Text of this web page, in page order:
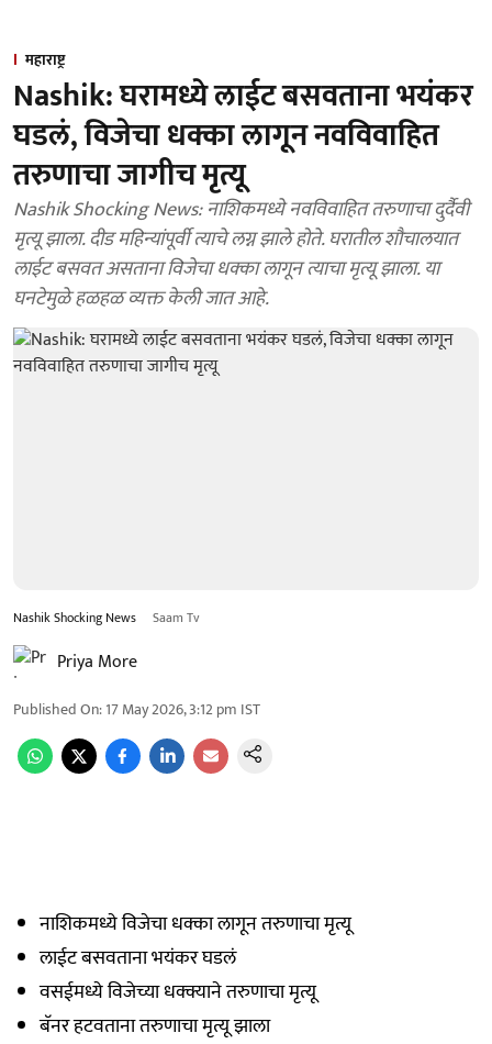
महाराष्ट्र
Nashik: घरामध्ये लाईट बसवताना भयंकर
घडलं, विजेचा धक्का लागून नवविवाहित
तरुणाचा जागीच मृत्यू
Nashik Shocking News: नाशिकमध्ये नवविवाहित तरुणाचा दुर्दैवी
मृत्यू झाला. दीड महिन्यांपूर्वी त्याचे लग्न झाले होते. घरातील शौचालयात
लाईट बसवत असताना विजेचा धक्का लागून त्याचा मृत्यू झाला. या
घनटेमुळे हळहळ व्यक्त केली जात आहे.
Nashik Shocking News Saam Tv
Priya More
Published On:17 May 2026, 3:12 pm IST
नाशिकमध्ये विजेचा धक्का लागून तरुणाचा मृत्यू
लाईट बसवताना भयंकर घडलं
वसईमध्ये विजेच्या धक्क्याने तरुणाचा मृत्यू
बॅनर हटवताना तरुणाचा मृत्यू झाला